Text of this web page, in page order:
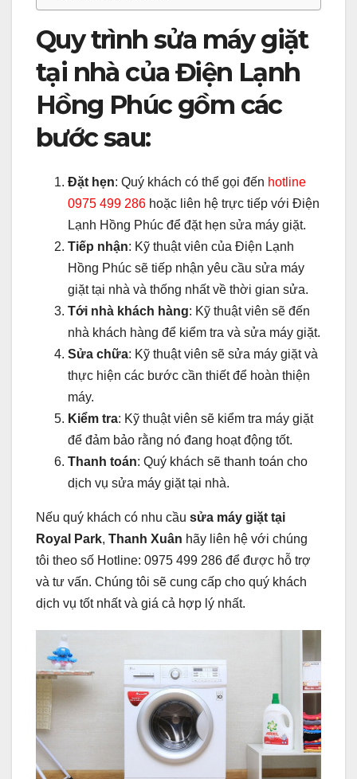
Quy trình sửa máy giặt
tại nhà của Điện Lạnh
Hồng Phúc gồm các
bước sau:
Đặt hẹn: Quý khách có thể gọi đến hotline
0975 499 286 hoặc liên hệ trực tiếp với Điện
Lạnh Hồng Phúc để đặt hẹn sửa máy giặt.
Tiếp nhận: Kỹ thuật viên của Điện Lạnh
Hồng Phúc sẽ tiếp nhận yêu cầu sửa máy
giặt tại nhà và thống nhất về thời gian sửa.
Tới nhà khách hàng: Kỹ thuật viên sẽ đến
nhà khách hàng để kiểm tra và sửa máy giặt.
Sửa chữa: Kỹ thuật viên sẽ sửa máy giặt và
thực hiện các bước cần thiết để hoàn thiện
máy.
Kiểm tra: Kỹ thuật viên sẽ kiểm tra máy giặt
để đảm bảo rằng nó đang hoạt động tốt.
Thanh toán: Quý khách sẽ thanh toán cho
dịch vụ sửa máy giặt tại nhà.
Nếu quý khách có nhu cầu sửa máy giặt tại
Royal Park, Thanh Xuân hãy liên hệ với chúng
tôi theo số Hotline: 0975 499 286 để được hỗ trợ
và tư vấn. Chúng tôi sẽ cung cấp cho quý khách
dịch vụ tốt nhất và giá cả hợp lý nhất.